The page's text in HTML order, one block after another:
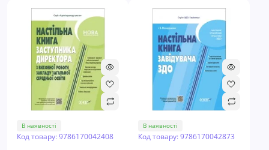
В наявності
Код товару: 9786170042408
В наявності
Код товару: 9786170042873